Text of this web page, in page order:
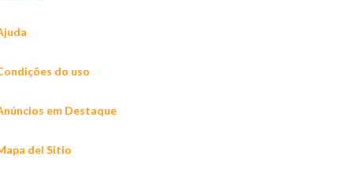
do uso
em Destaque
del Sitio